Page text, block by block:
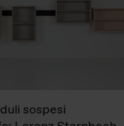
sospesi